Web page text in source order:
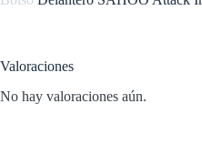
Valoraciones
No hay valoraciones aún.